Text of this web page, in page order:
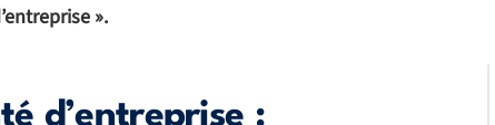
».
d’entreprise :